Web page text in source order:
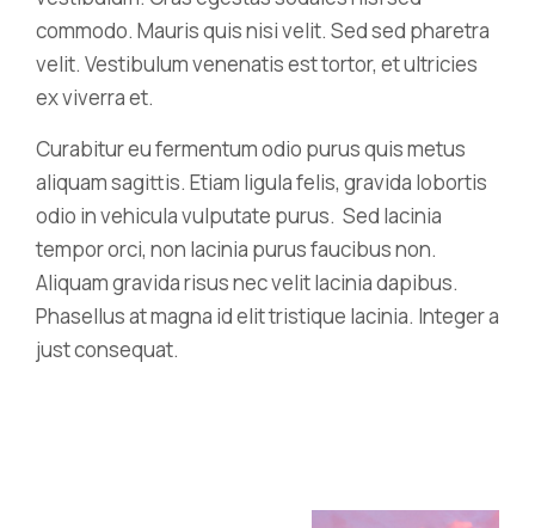
commodo. Mauris quis nisi velit. Sed sed pharetra
velit. Vestibulum venenatis est tortor, et ultricies
ex viverra et.
Curabitur eu fermentum odio purus quis metus
aliquam sagittis. Etiam ligula felis, gravida lobortis
odio in vehicula vulputate purus. Sed lacinia
tempor orci, non lacinia purus faucibus non.
Aliquam gravida risus nec velit lacinia dapibus.
Phasellus at magna id elit tristique lacinia. Integer a
just consequat.